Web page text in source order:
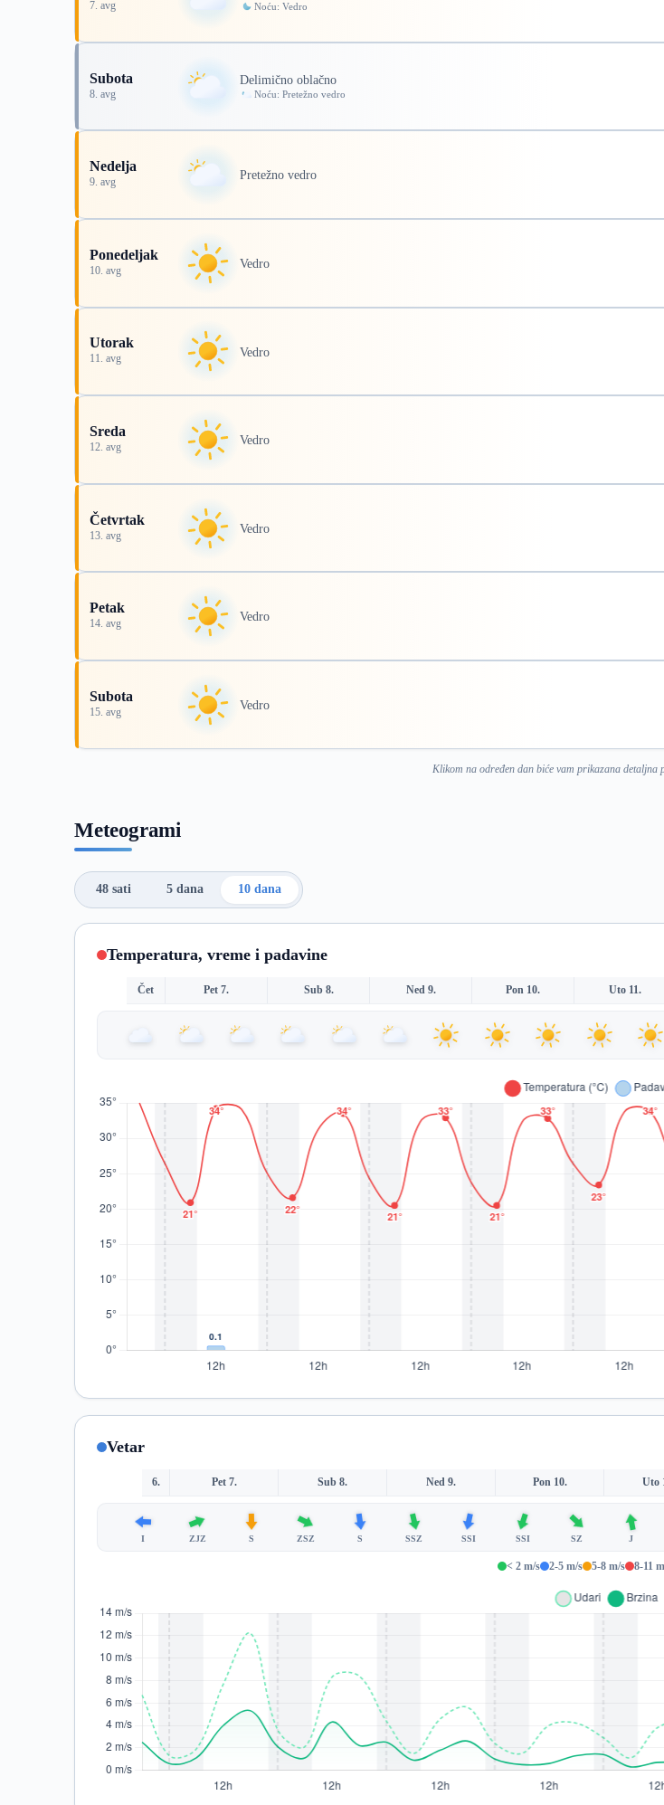
7. avg Noću: Vedro
Subota
8. avg
Delimično oblačno
Noću: Pretežno vedro
Nedelja
9. avg Pretežno vedro
Ponedeljak
10. avg Vedro
Utorak
11. avg Vedro
Sreda
12. avg Vedro
Četvrtak
13. avg Vedro
Petak
14. avg Vedro
Subota
15. avg Vedro
Klikom na određen dan biće vam prikazana detaljna
Meteogrami
48 sati 5 dana 10 dana
Temperatura, vreme i padavine
Čet Pet 7. Sub 8. Ned 9. Pon 10. Uto 11.
Vetar
6. Pet 7. Sub 8. Ned 9. Pon 10. Uto
I ZJZ S ZSZ S SSZ SSI SSI SZ J
< 2 m/s 2-5 m/s 5-8 m/s 8-11